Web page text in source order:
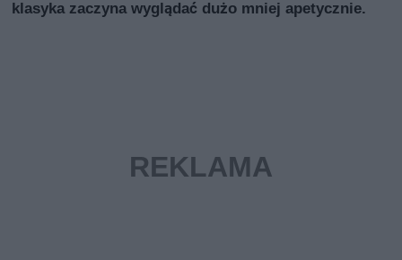
klasyka zaczyna wyglądać dużo mniej apetycznie.